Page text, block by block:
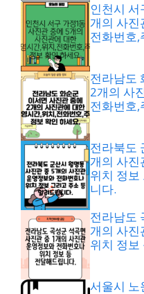
인천시
개의 사진
전화번호,
전라남도
2개의 사
전화번호,
전라북도
개의 사진
위치 정보
니다.
전라남도
개의 사진
위치 정보
서울시 노